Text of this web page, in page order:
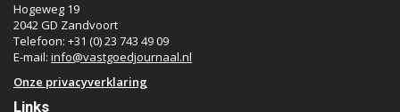
Hogeweg 19
2042 GD Zandvoort
Telefoon: +31 (0) 23 743 49 09
E-mail: info@vastgoedjournaal.nl
Onze privacyverklaring
Links